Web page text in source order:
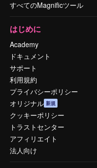
すべてのMagnificツール
はじめに
Academy
ドキュメント
サポート
利用規約
プライバシーポリシー
オリジナル 新規
クッキーポリシー
トラストセンター
アフィリエイト
法人向け